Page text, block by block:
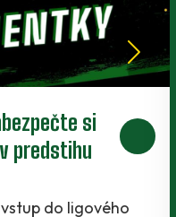
si
predstihu
do ligového